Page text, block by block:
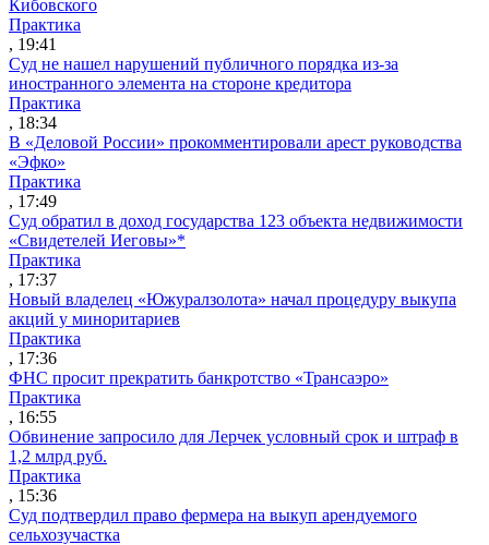
Кибовского
Практика
, 19:41
Суд не нашел нарушений публичного порядка из-за
иностранного элемента на стороне кредитора
Практика
, 18:34
В «Деловой России» прокомментировали арест руководства
«Эфко»
Практика
, 17:49
Суд обратил в доход государства 123 объекта недвижимости
«Свидетелей Иеговы»*
Практика
, 17:37
Новый владелец «Южуралзолота» начал процедуру выкупа
акций у миноритариев
Практика
, 17:36
ФНС просит прекратить банкротство «Трансаэро»
Практика
, 16:55
Обвинение запросило для Лерчек условный срок и штраф в
1,2 млрд руб.
Практика
, 15:36
Суд подтвердил право фермера на выкуп арендуемого
сельхозучастка